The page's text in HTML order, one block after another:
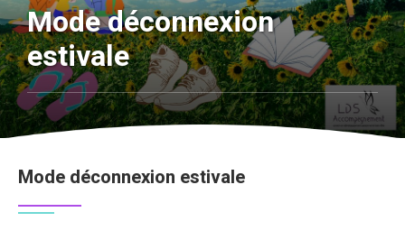
Mode déconnexion
estivale
Mode déconnexion estivale